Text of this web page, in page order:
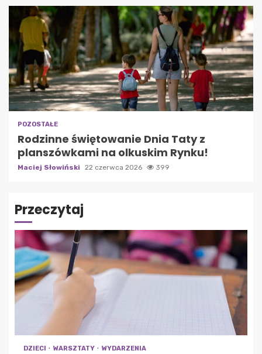
POZOSTAŁE
Rodzinne świętowanie Dnia Taty z
planszówkami na olkuskim Rynku!
Maciej Słowiński 22 czerwca 2026 399
Przeczytaj
DZIECI WARSZTATY WYDARZENIA